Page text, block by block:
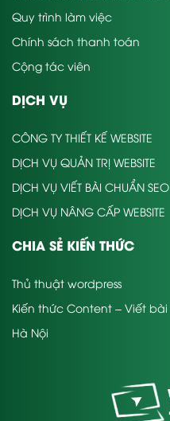
Quy trình làm việc
Chính sách thanh toán
Cộng tác viên
DỊCH VỤ
CÔNG TY THIẾT KẾ WEBSITE
DỊCH VỤ QUẢN TRỊ WEBSITE
DỊCH VỤ VIẾT BÀI CHUẨN SEO
DỊCH VỤ NÂNG CẤP WEBSITE
CHIA SẺ KIẾN THỨC
Thủ thuật wordpress
Kiến thức Content – Viết bài
Hà Nội